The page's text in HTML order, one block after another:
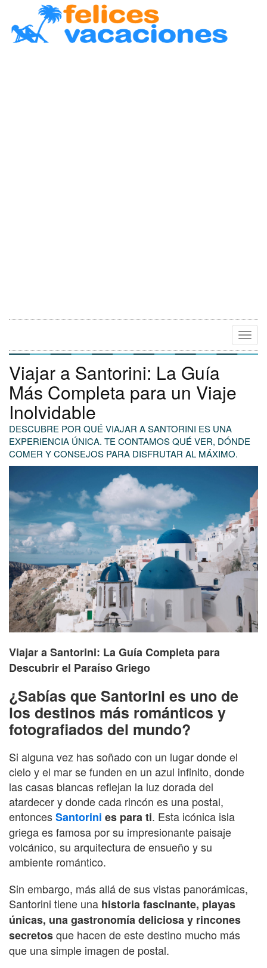
Viajar a Santorini: La Guía
Más Completa para un Viaje
Inolvidable
DESCUBRE POR QUÉ VIAJAR A SANTORINI ES UNA
EXPERIENCIA ÚNICA. TE CONTAMOS QUÉ VER, DÓNDE
COMER Y CONSEJOS PARA DISFRUTAR AL MÁXIMO.
Viajar a Santorini: La Guía Completa para
Descubrir el Paraíso Griego
¿Sabías que Santorini es uno de
los destinos más románticos y
fotografiados del mundo?
Si alguna vez has soñado con un lugar donde el
cielo y el mar se funden en un azul infinito, donde
las casas blancas reflejan la luz dorada del
atardecer y donde cada rincón es una postal,
entoncesSantorini es para ti. Esta icónica isla
griega es famosa por su impresionante paisaje
volcánico, su arquitectura de ensueño y su
ambiente romántico.
Sin embargo, más allá de sus vistas panorámicas,
Santorini tiene una historia fascinante, playas
únicas, una gastronomía deliciosa y rincones
secretosque hacen de este destino mucho más
que una simple imagen de postal.